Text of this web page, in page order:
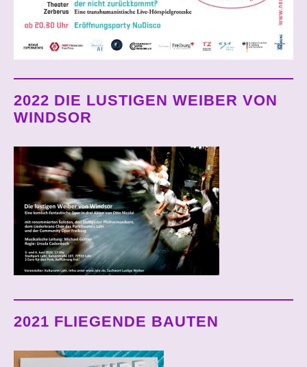
2022 DIE LUSTIGEN WEIBER VON
WINDSOR
2021 FLIEGENDE BAUTEN